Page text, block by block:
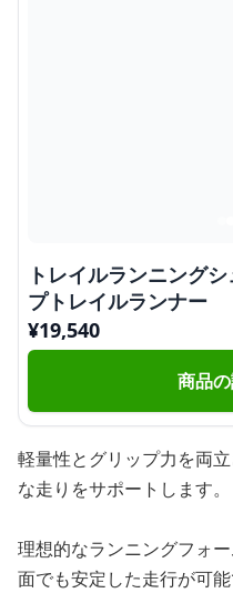
トレイルランニング
プトレイルランナー
¥19,540
商品
軽量性とグリップ力を両
な走りをサポートします。
理想的なランニングフォ
面でも安定した走行が可能